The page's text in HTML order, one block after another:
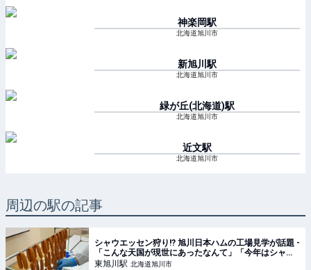
神楽岡駅
北海道旭川市
新旭川 駅
北海道旭川市
緑が丘(北海道)駅
北海道旭川市
近文駅
北海道旭川市
周辺の駅の記事
シャウエッセン狩り!? 旭川日本ハムの工場見学が話題 -
「こんな天国が現世にあったなんて」「今年はシャウ
狩りにするかー!!!」と1.9万いいね集まる
東旭川駅 北海道旭川市